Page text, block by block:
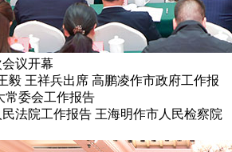
议开幕
毅 王祥兵出席 高鹏凌作市政府工作报
常委会工作报告
法院工作报告 王海明作市人民检察院